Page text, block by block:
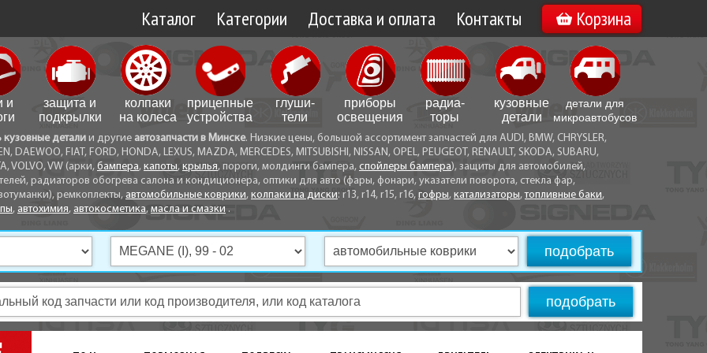
Каталог Категории Доставка и оплата
Доставка по Минску
Доставка по Беларуси
Самовывоз
Способы оплаты
Контакты
Вакансии
Корзина
и
защита и
подкрылки
колпаки
на колеса
прицепные
устройства
глуши­
тели
приборы
освещения
радиа­
торы
кузовные
детали
детали для
микро­автобусов
кузовные детали и другие автозапчасти в Минске. Низкие цены, большой ассортимент запчастей для AUDI, BMW, CHRYSLER,
DAEWOO, FIAT, FORD, HONDA, LEXUS, MAZDA, MERCEDES, MITSUBISHI, NISSAN, OPEL, PEUGEOT, RENAULT, SKODA, SUBARU,
VOLVO, VW (арки, бампера, капоты, крылья, пороги, молдинги бампера, спойлеры бампера), защиты для автомобилей,
радиаторов обогрева салона и кондиционера, оптики для авто (фары, фонари, указатели поворота, стекла фар,
ремкоплекты, автомобильные коврики, колпаки на диски: r13, r14, r15, r16, гофры, катализаторы,топливные баки,
, автохимия, автокосметика, масла и смазки .